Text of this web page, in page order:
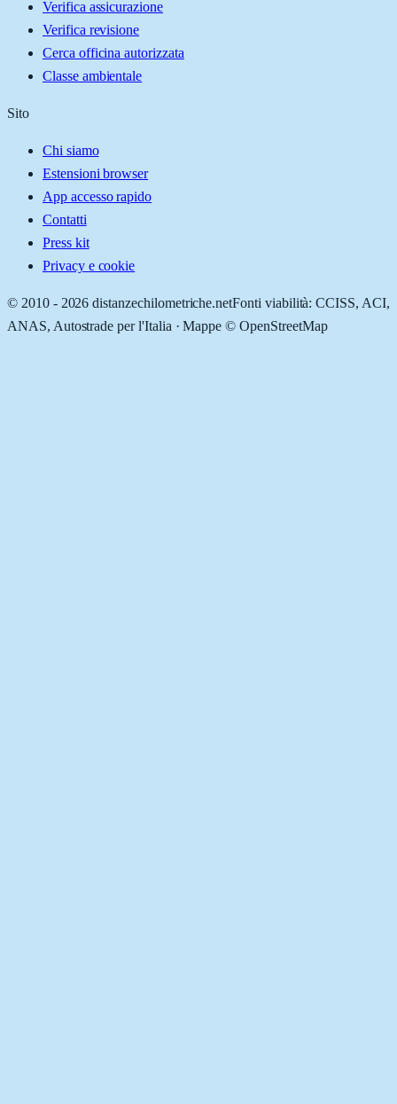
Verifica assicurazione
Verifica revisione
Cerca officina autorizzata
Classe ambientale
Sito
Chi siamo
Estensioni browser
App accesso rapido
Contatti
Press kit
Privacy e cookie
© 2010 - 2026 distanzechilometriche.netFonti viabilità: CCISS, ACI,
ANAS, Autostrade per l'Italia · Mappe © OpenStreetMap